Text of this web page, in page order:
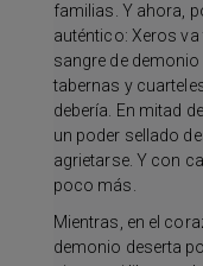
familias. Y ahora,
auténtico: Xeros
sangre de
tabernas y
debería. En mitad
un poder sellado
agrietarse. Y con
poco más.
Mientras, en el
demonio deserta